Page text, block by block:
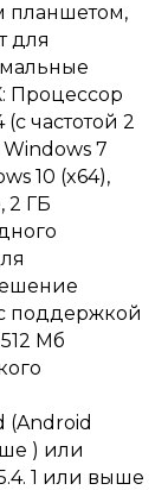
планшетом,
для
Процессор
частотой 2
7
10 (x64),
2 ГБ
поддержкой
Мб
(Android
) или
1 или выше